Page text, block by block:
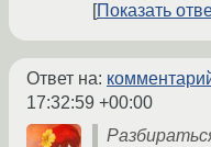
Показать
Ответ на:
17:32:59 +00:00